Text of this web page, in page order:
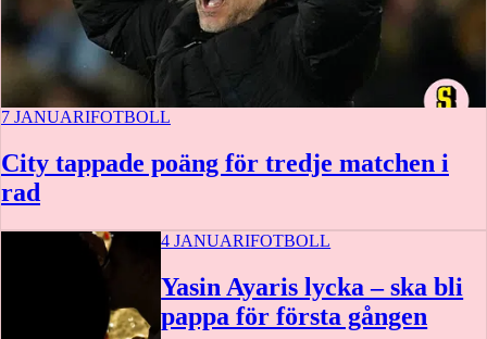
7 JANUARIFOTBOLL
City tappade poäng för tredje matchen i
rad
4 JANUARIFOTBOLL
Yasin Ayaris lycka – ska bli
pappa för första gången